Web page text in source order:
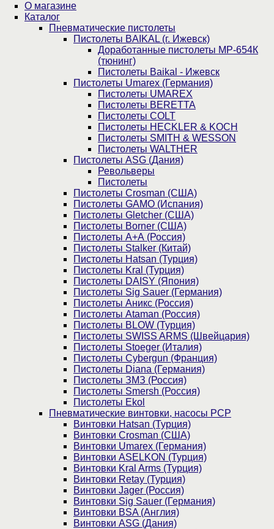
О магазине
Каталог
Пнев­ма­ти­чес­кие пистолеты
Пистолеты BAIKAL (г. Ижевск)
Доработанные пистолеты МР-654К
(тюнинг)
Пистолеты Baikal - Ижевск
Пистолеты Umarex (Германия)
Пистолеты UMAREX
Пистолеты BERETTA
Пистолеты COLT
Пистолеты HECKLER & KOCH
Пистолеты SMITH & WESSON
Пистолеты WALTHER
Пистолеты ASG (Дания)
Револьверы
Пистолеты
Пистолеты Crosman (США)
Пистолеты GAMO (Испания)
Пистолеты Gletcher (США)
Пистолеты Borner (США)
Пистолеты А+А (Россия)
Пистолеты Stalker (Китай)
Пистолеты Hatsan (Турция)
Пистолеты Kral (Турция)
Пистолеты DAISY (Япония)
Пистолеты Sig Sauer (Германия)
Пистолеты Аникс (Россия)
Пистолеты Ataman (Россия)
Пистолеты BLOW (Турция)
Пистолеты SWISS ARMS (Швейцария)
Пистолеты Stoeger (Италия)
Пистолеты Cybergun (Франция)
Пистолеты Diana (Германия)
Пистолеты ЗМЗ (Россия)
Пистолеты Smersh (Россия)
Пистолеты Ekol
Пневматические винтовки, насосы PCP
Винтовки Hatsan (Турция)
Винтовки Crosman (США)
Винтовки Umarex (Германия)
Винтовки ASELKON (Турция)
Винтовки Kral Arms (Турция)
Винтовки Retay (Турция)
Винтовки Jager (Россия)
Винтовки Sig Sauer (Германия)
Винтовки BSA (Англия)
Винтовки ASG (Дания)